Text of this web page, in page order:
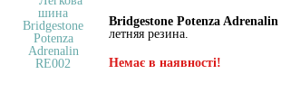
Bridgestone Potenza Adrenalin
летняя резина.
Немає в наявності!